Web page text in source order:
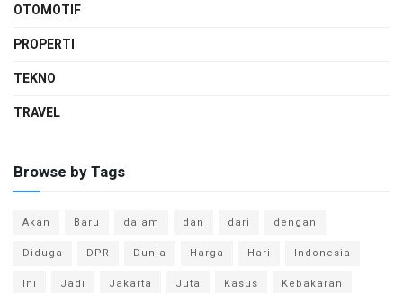
OTOMOTIF
PROPERTI
TEKNO
TRAVEL
Browse by Tags
Akan Baru dalam dan dari
dengan
Diduga
DPR Dunia Harga Hari
Indonesia
Ini
Jadi Jakarta Juta Kasus
Kebakaran